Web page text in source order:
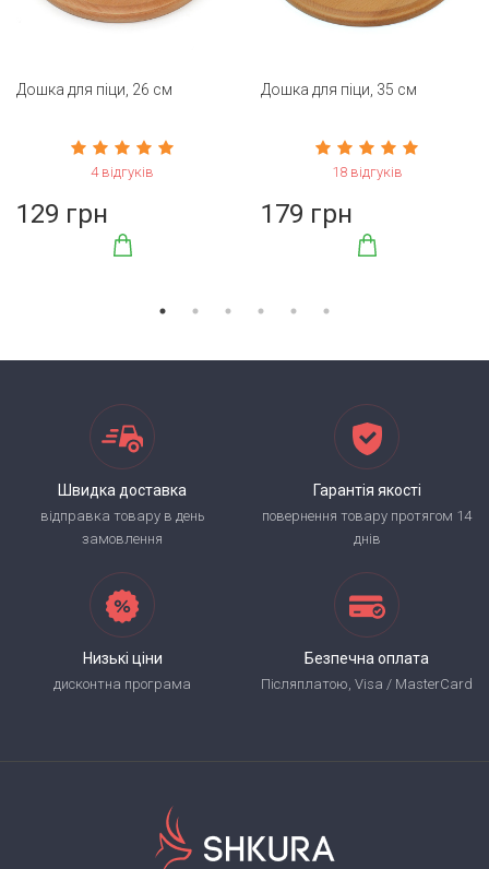
Дошка для піци, 26 см
4 відгуків
129 грн
Дошка для піци, 35 см
18 відгуків
179 грн
Швидка доставка
відправка товару в день
замовлення
Гарантія якості
повернення товару протягом 14
днів
Низькі ціни
дисконтна програма
Безпечна оплата
Післяплатою, Visa / MasterCard